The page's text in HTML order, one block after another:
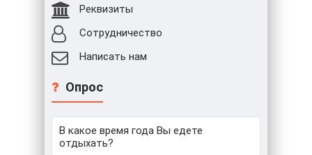
Реквизиты
Сотрудничество
Написать нам
Опрос
В какое время года Вы едете
отдыхать?